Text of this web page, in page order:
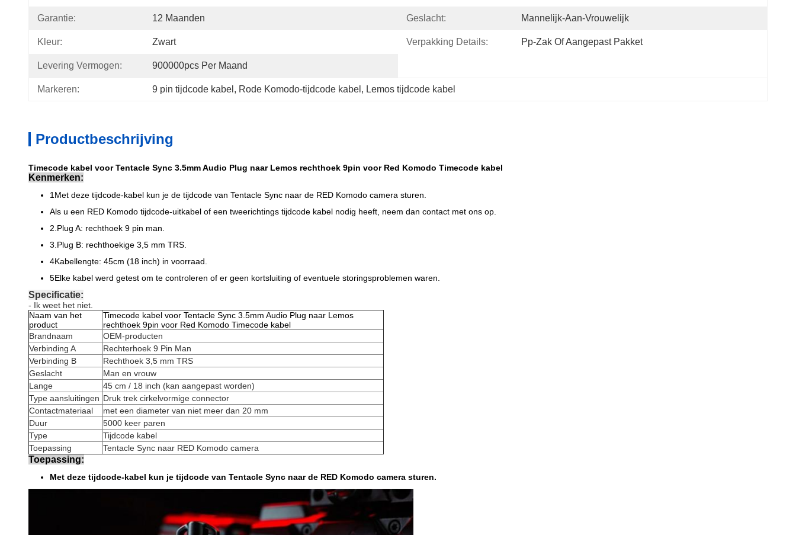
Garantie: 12 Maanden Geslacht: Mannelijk-Aan-Vrouwelijk
Kleur: Zwart Verpakking Details: Pp-Zak Of Aangepast Pakket
Levering Vermogen: 900000pcs Per Maand
Markeren: 9 pin tijdcode kabel , Rode Komodo-tijdcode kabel , Lemos tijdcode kabel
Productbeschrijving
Timecode kabel voor Tentacle Sync 3.5mm Audio Plug naar Lemos rechthoek 9pin voor Red Komodo Timecode kabel
Kenmerken:
1Met deze tijdcode-kabel kun je de tijdcode van Tentacle Sync naar de RED Komodo camera sturen.
Als u een RED Komodo tijdcode-uitkabel of een tweerichtings tijdcode kabel nodig heeft, neem dan contact met ons op.
2.Plug A: rechthoek 9 pin man.
3.Plug B: rechthoekige 3,5 mm TRS.
4Kabellengte: 45cm (18 inch) in voorraad.
5Elke kabel werd getest om te controleren of er geen kortsluiting of eventuele storingsproblemen waren.
Specificatie:
- Ik weet het niet.
Naam van het
product
Timecode kabel voor Tentacle Sync 3.5mm Audio Plug naar Lemos
rechthoek 9pin voor Red Komodo Timecode kabel
Brandnaam
OEM-producten
Verbinding A
Rechterhoek 9 Pin Man
Verbinding B
Rechthoek 3,5 mm TRS
Geslacht
Man en vrouw
Lange
45 cm / 18 inch (kan aangepast worden)
Type aansluitingen Druk trek cirkelvormige connector
Contactmateriaal
met een diameter van niet meer dan 20 mm
Duur
5000 keer paren
Type
Tijdcode kabel
Toepassing
Tentacle Sync naar RED Komodo camera
Toepassing:
Met deze tijdcode-kabel kun je tijdcode van Tentacle Sync naar de RED Komodo camera sturen.